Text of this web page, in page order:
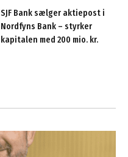
SJF Bank sælger aktiepost i
Nordfyns Bank – styrker
kapitalen med 200 mio. kr.